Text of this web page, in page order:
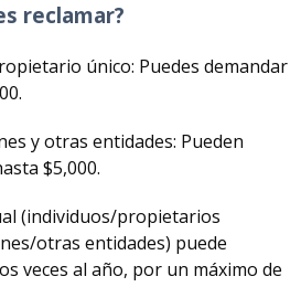
and MIP (Minor in Possesion)
De Arrendamiento
reclamar?
único: Puedes demandar
y otras entidades: Pueden
$5,000.
(individuos/propietarios
otras entidades) puede
veces al año, por un máximo de